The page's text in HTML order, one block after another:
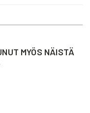
MYÖS NÄISTÄ